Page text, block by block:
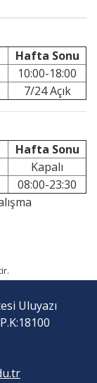
Hafta Sonu
10:00-18:00
7/24 Açık
Hafta Sonu
Kapalı
08:00-23:30
Uluyazı